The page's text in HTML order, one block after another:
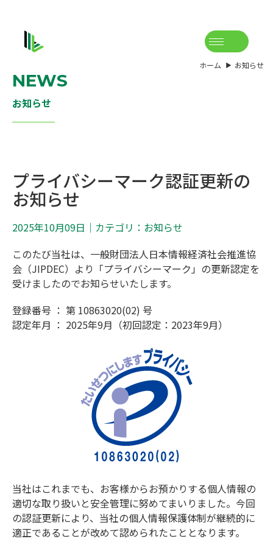
ホーム お知らせ
NEWS
お知らせ
プライバシーマーク認証更新の
お知らせ
2025年10月09日 ｜カテゴリ：お知らせ
このたび当社は、一般財団法人日本情報経済社会推進協
会（JIPDEC）より「プライバシーマーク」の更新認定を
受けましたのでお知らせいたします。
登録番号 ： 第 10863020(02) 号
認定年月 ： 2025年9月（初回認定：2023年9月）
当社はこれまでも、お客様からお預かりする個人情報の
適切な取り扱いと安全管理に努めてまいりました。今回
の認証更新により、当社の個人情報保護体制が継続的に
適正であることが改めて認められたこととなります。